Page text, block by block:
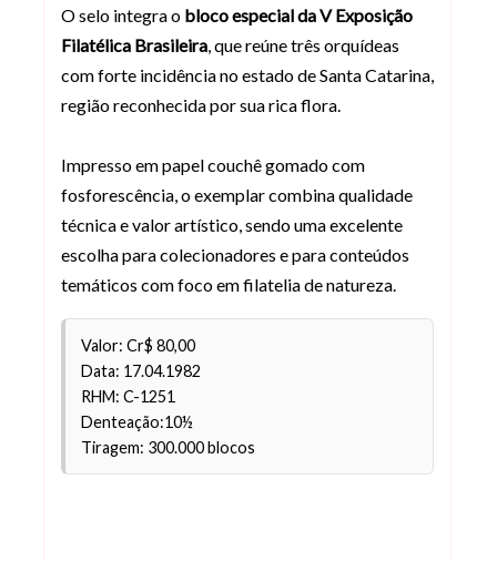
O selo integra o bloco especial da V Exposição
Filatélica Brasileira , que reúne três orquídeas
com forte incidência no estado de Santa Catarina,
região reconhecida por sua rica flora.
Impresso em papel couchê gomado com
fosforescência, o exemplar combina qualidade
técnica e valor artístico, sendo uma excelente
escolha para colecionadores e para conteúdos
temáticos com foco em filatelia de natureza.
Valor: Cr$ 80,00
Data: 17.04.1982
RHM: C-1251
Denteação:10½
Tiragem: 300.000 blocos